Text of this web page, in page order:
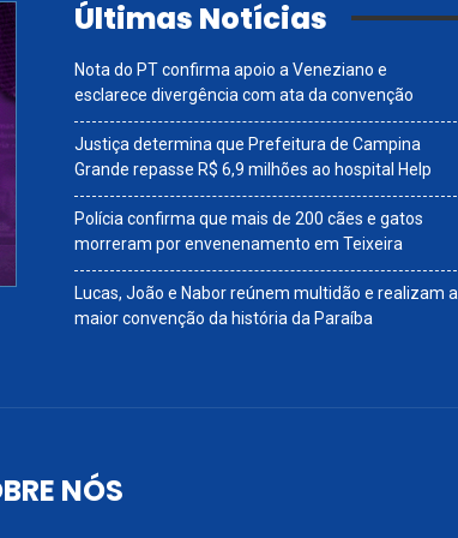
Últimas Notícias
Nota do PT confirma apoio a Veneziano e
esclarece divergência com ata da convenção
Justiça determina que Prefeitura de Campina
Grande repasse R$ 6,9 milhões ao hospital Help
Polícia confirma que mais de 200 cães e gatos
morreram por envenenamento em Teixeira
Lucas, João e Nabor reúnem multidão e realizam a
maior convenção da história da Paraíba
NÓS